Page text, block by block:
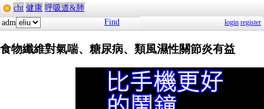
cht 健康 呼吸道&肺
adm
Find login register
食物纖維對氣喘、糖尿病、類風濕性關節炎有益